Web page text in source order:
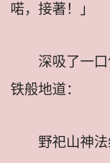
喏，接著！」
深吸了一
铁般地道：
野祀山神